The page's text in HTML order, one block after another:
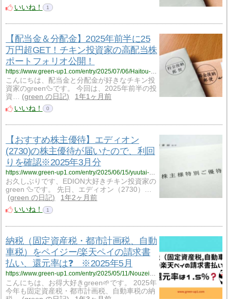
いいね！
1
【配当金＆分配金】2025年前半に25
万円超GET！チキン投資家の高配当株
ポートフォリオ公開！
https://www.green-up1.com/entry/2025/07/06/Haitou-All-2501_06
こんにちは、配当金と分配金が好きなチキン投
資家のgreen🦆です。 今回は、2025年前半の投
資…
green の日記
1年1ヶ月前
いいね！
0
【おすすめ株主優待】エディオン
(2730)の株主優待が届いたので、利回
りを確認※2025年3月分
https://www.green-up1.com/entry/2025/06/15/yuutai-2730_EDION-2503
お久しぶりです、EDION大好きチキン投資家の
green 🦆です。 先日、エディオン（2730）…
green の日記
1年2ヶ月前
いいね！
1
納税（固定資産税・都市計画税、自動
車税）をペイジー/楽天ペイの請求書
払い、還元率は❓ ※2025年5月
https://www.green-up1.com/entry/2025/05/11/Nouzei_2025
こんにちは、お得大好きgreen🌱です。 2025年
今年も固定資産税・都市計画税、自動車税の納